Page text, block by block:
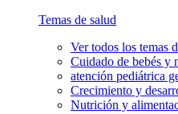
Temas de salud
Ver todos los temas
Cuidado de bebés y
atención pediátrica
Crecimiento y
Nutrición y